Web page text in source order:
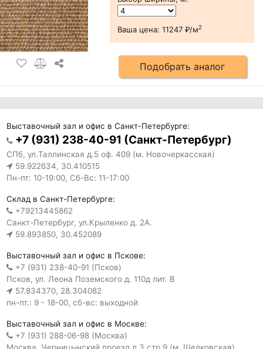
Ваша цена: 11247 ₽/м2
Подобрать аналог
Выставочный зал и офис в Санкт-Петербурге:
+7 (931) 238-40-91 (Санкт-Петербург)
СПб, ул.Таллинская д.5 оф. 409 (м. Новочеркасская)
59.922634, 30.410515
Пн-пт: 10-19:00, Сб-Вс: 11-17:00
Склад в Санкт-Петербурге:
+79213445862
Санкт-Петербург, ул.Крыленко д. 2А.
59.893850, 30.452089
Выставочный зал и офис в Пскове:
+7 (931) 238-40-91 (Псков)
Псков, ул. Леона Поземского д. 110д лит. В
57.834370, 28.304082
пн-пт.: 9 - 18-00, сб-вс: выходной
Выставочный зал и офис в Москве:
+7 (931) 288-06-98 (Москва)
Москва, Черницынский проезд д.3 стр.9 (м. Щелковская)